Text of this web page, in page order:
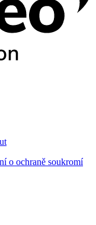
o ochraně soukromí